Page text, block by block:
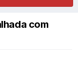
com